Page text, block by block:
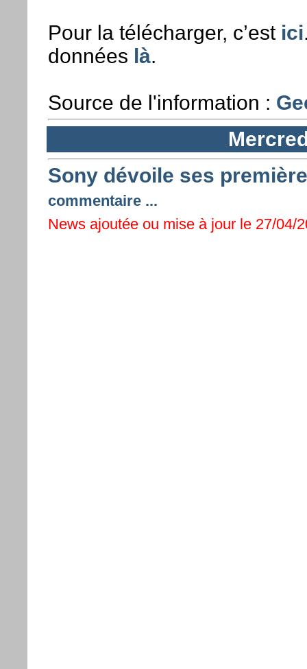
Pour la télécharger, c’est ici
données là.
Source de l'information :
Sony dévoile ses
commentaire ...
News ajoutée ou mise à jour le 27/04/